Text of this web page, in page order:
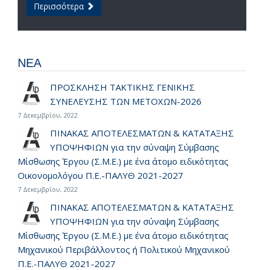
Περισσότερα
ΝΕΑ
ΠΡΟΣΚΛΗΣΗ ΤΑΚΤΙΚΗΣ ΓΕΝΙΚΗΣ
ΣΥΝΕΛΕΥΣΗΣ ΤΩΝ ΜΕΤΟΧΩΝ-2026
7 Δεκεμβρίου, 2022
ΠΙΝΑΚΑΣ ΑΠΟΤΕΛΕΣΜΑΤΩΝ & ΚΑΤΑΤΑΞΗΣ
ΥΠΟΨΗΦΙΩΝ για την σύναψη Σύμβασης
Μίσθωσης Έργου (Σ.Μ.Ε.) με ένα άτομο ειδικότητας
Οικονομολόγου Π.Ε.-ΠΑΛΥΘ 2021-2027
7 Δεκεμβρίου, 2022
ΠΙΝΑΚΑΣ ΑΠΟΤΕΛΕΣΜΑΤΩΝ & ΚΑΤΑΤΑΞΗΣ
ΥΠΟΨΗΦΙΩΝ για την σύναψη Σύμβασης
Μίσθωσης Έργου (Σ.Μ.Ε.) με ένα άτομο ειδικότητας
Μηχανικού Περιβάλλοντος ή Πολιτικού Μηχανικού
Π.Ε.-ΠΑΛΥΘ 2021-2027